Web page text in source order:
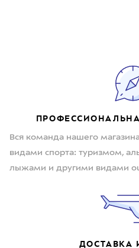
Вся команда нашего
видами спорта: туризмом,
лыжами и другими видами
ДОСТАВКА